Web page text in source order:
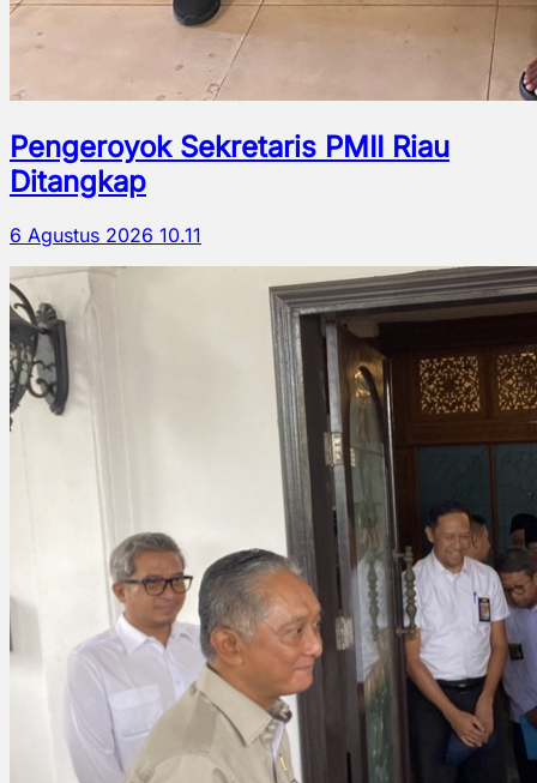
Pengeroyok Sekretaris PMII Riau
Ditangkap
6 Agustus 2026 10.11